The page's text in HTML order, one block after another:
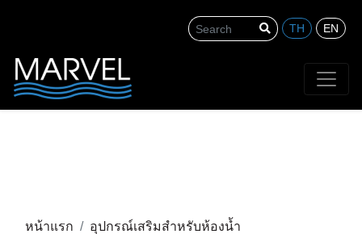
Search
TH EN
หน้าแรก
อุปกรณ์เสริมสำหรับห้องน้ำ